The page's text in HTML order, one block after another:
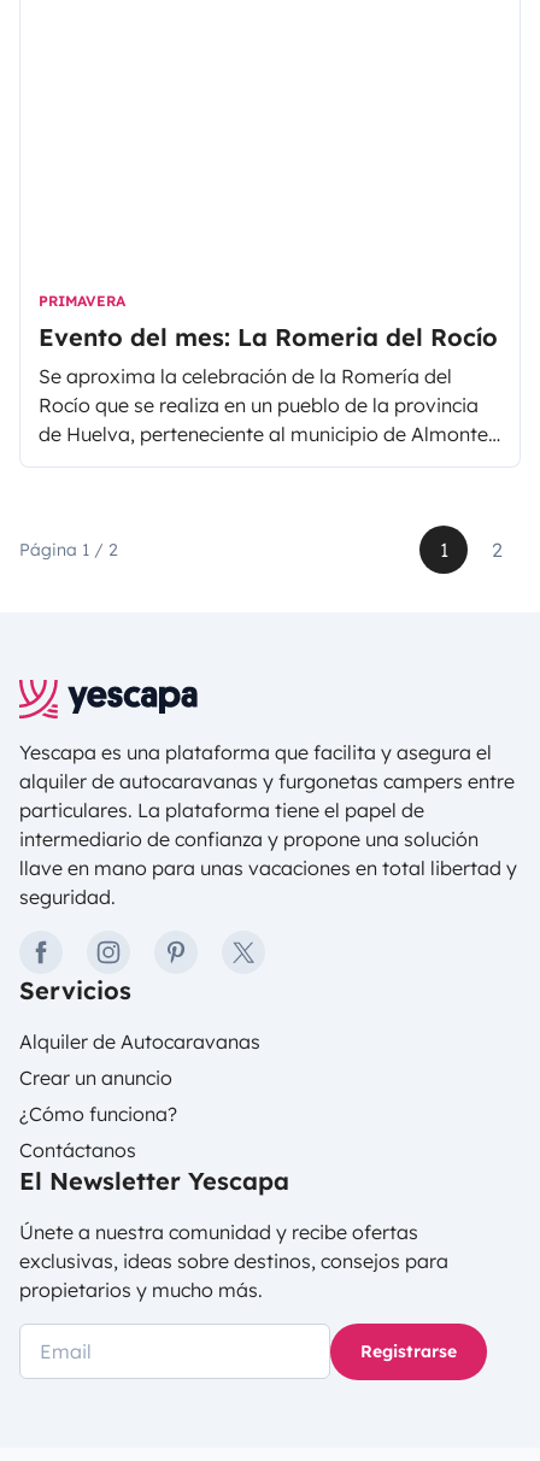
PRIMAVERA
Evento del mes: La Romeria del Rocío
Se aproxima la celebración de la Romería del
Rocío que se realiza en un pueblo de la provincia
de Huelva, perteneciente al municipio de Almonte,
Rocio. Se encuentra a 55 km de Huelva y a 71 km
durante la pentecostés ha alcanzado a un millón
de visitantes. Este año se celebrará el 24 de Mayo.
Es la ocasión de alquilar una autocaravana para
Página 1 / 2 1 2
Yescapa es una plataforma que facilita y asegura el
alquiler de autocaravanas y furgonetas campers entre
particulares. La plataforma tiene el papel de
intermediario de confianza y propone una solución
llave en mano para unas vacaciones en total libertad y
seguridad.
facebookinstagrampinteresttwitter
Servicios
Alquiler de Autocaravanas
Crear un anuncio
¿Cómo funciona?
Contáctanos
El Newsletter Yescapa
Únete a nuestra comunidad y recibe ofertas
exclusivas, ideas sobre destinos, consejos para
propietarios y mucho más.
Registrarse